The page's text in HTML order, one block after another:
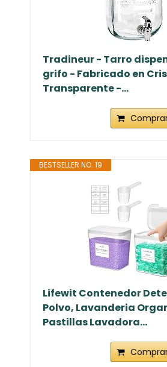
Tradineur - Tarro
grifo - Fabricado en
Transparente -...
BESTSELLER NO. 19
Lifewit Contenedor
Polvo, Lavanderia
Pastillas Lavadora...